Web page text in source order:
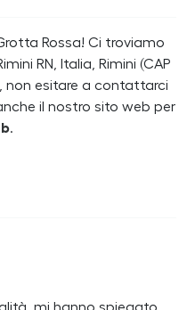
Rossa! Ci troviamo
RN, Italia, Rimini (CAP
non esitare a contattarci
il nostro sito web per
.
mi hanno spiegato